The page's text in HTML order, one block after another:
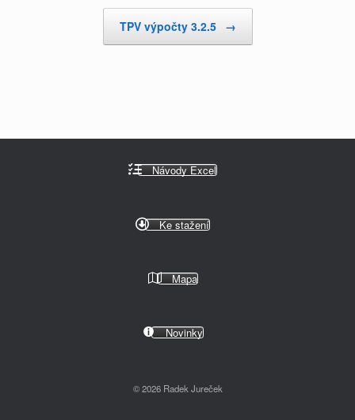
TPV výpočty 3.2.5 →
Návody Excel
Ke stažení
Mapa
Novinky
© 2026 Radek Jureček